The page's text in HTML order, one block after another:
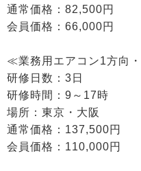
通常価格：82,500円
会員価格：66,000円
≪業務用エアコン1方向
研修日数：3日
研修時間：9～17時
場所：東京・大阪
通常価格：137,500円
会員価格：110,000円